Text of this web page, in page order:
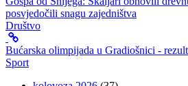
posvjedočili snagu zajedništva
Društvo
Bućarska olimpijada u Gradiošnici -
Sport